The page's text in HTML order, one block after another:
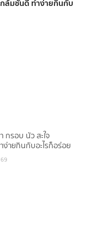
ล้มชั้นดี ทำง่ายกินกับ
กรอบ นัว สะใจ
ายกินกับอะไรก็อร่อย